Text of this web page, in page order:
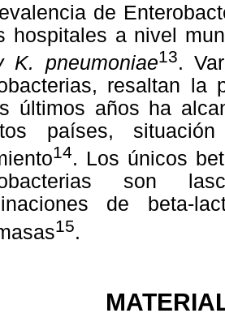
de
hospitales a nivel
K. pneumoniae13.
resaltan la
últimos años ha
países,
14. Los únicos
son
de beta-
15.